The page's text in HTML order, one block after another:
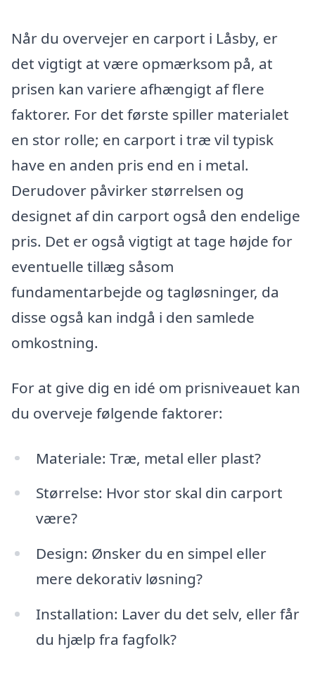
Når du overvejer en carport i Låsby, er
det vigtigt at være opmærksom på, at
prisen kan variere afhængigt af flere
faktorer. For det første spiller materialet
en stor rolle; en carport i træ vil typisk
have en anden pris end en i metal.
Derudover påvirker størrelsen og
designet af din carport også den endelige
pris. Det er også vigtigt at tage højde for
eventuelle tillæg såsom
fundamentarbejde og tagløsninger, da
disse også kan indgå i den samlede
omkostning.
For at give dig en idé om prisniveauet kan
du overveje følgende faktorer:
Materiale: Træ, metal eller plast?
Størrelse: Hvor stor skal din carport
være?
Design: Ønsker du en simpel eller
mere dekorativ løsning?
Installation: Laver du det selv, eller får
du hjælp fra fagfolk?